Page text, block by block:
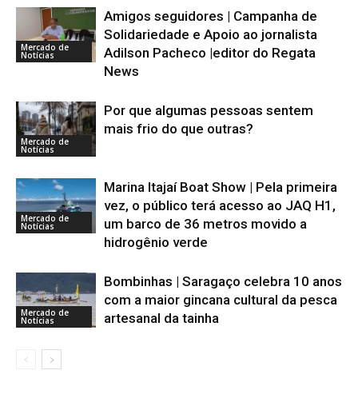
Mercado de
Notícias
Amigos seguidores | Campanha de
Solidariedade e Apoio ao jornalista
Adilson Pacheco |editor do Regata
News
Mercado de
Notícias
Por que algumas pessoas sentem
mais frio do que outras?
Mercado de
Notícias
Marina Itajaí Boat Show | Pela primeira
vez, o público terá acesso ao JAQ H1,
um barco de 36 metros movido a
hidrogênio verde
Mercado de
Notícias
Bombinhas | Saragaço celebra 10 anos
com a maior gincana cultural da pesca
artesanal da tainha